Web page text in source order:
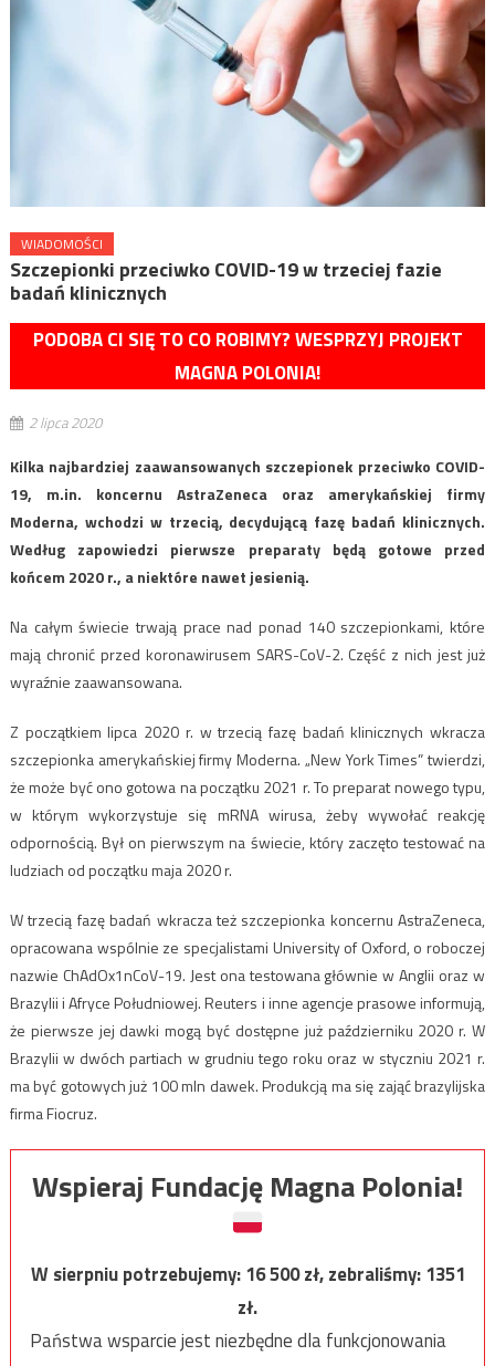
WIADOMOŚCI
Szczepionki przeciwko COVID-19 w trzeciej fazie
badań klinicznych
PODOBA CI SIĘ TO CO ROBIMY? WESPRZYJ PROJEKT
MAGNA POLONIA!
2 lipca 2020
Kilka najbardziej zaawansowanych szczepionek przeciwko COVID-
19, m.in. koncernu AstraZeneca oraz amerykańskiej firmy
Moderna, wchodzi w trzecią, decydującą fazę badań klinicznych.
Według zapowiedzi pierwsze preparaty będą gotowe przed
końcem 2020 r., a niektóre nawet jesienią.
Na całym świecie trwają prace nad ponad 140 szczepionkami, które
mają chronić przed koronawirusem SARS-CoV-2. Część z nich jest już
wyraźnie zaawansowana.
Z początkiem lipca 2020 r. w trzecią fazę badań klinicznych wkracza
szczepionka amerykańskiej firmy Moderna. „New York Times” twierdzi,
że może być ono gotowa na początku 2021 r. To preparat nowego typu,
w którym wykorzystuje się mRNA wirusa, żeby wywołać reakcję
odpornością. Był on pierwszym na świecie, który zaczęto testować na
ludziach od początku maja 2020 r.
W trzecią fazę badań wkracza też szczepionka koncernu AstraZeneca,
opracowana wspólnie ze specjalistami University of Oxford, o roboczej
nazwie ChAdOx1nCoV-19. Jest ona testowana głównie w Anglii oraz w
Brazylii i Afryce Południowej. Reuters i inne agencje prasowe informują,
że pierwsze jej dawki mogą być dostępne już październiku 2020 r. W
Brazylii w dwóch partiach w grudniu tego roku oraz w styczniu 2021 r.
ma być gotowych już 100 mln dawek. Produkcją ma się zająć brazylijska
firma Fiocruz.
Wspieraj Fundację Magna Polonia!
W sierpniu potrzebujemy:16 500zł, zebraliśmy:1351
zł.
Państwa wsparcie jest niezbędne dla funkcjonowania